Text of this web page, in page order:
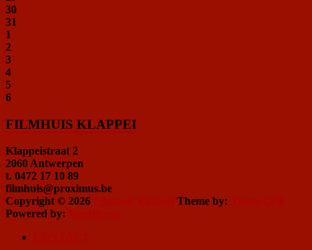
30
31
1
2
3
4
5
6
FILMHUIS KLAPPEI
Klappeistraat 2
2060 Antwerpen
t. 0472 17 10 89
filmhuis@proximus.be
Copyright © 2026
Theme by:
Powered by: